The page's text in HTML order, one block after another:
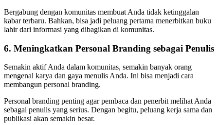
Bergabung dengan komunitas membuat Anda tidak ketinggalan
kabar terbaru. Bahkan, bisa jadi peluang pertama menerbitkan buku
lahir dari informasi yang dibagikan di komunitas.
6. Meningkatkan Personal Branding sebagai Penulis
Semakin aktif Anda dalam komunitas, semakin banyak orang
mengenal karya dan gaya menulis Anda. Ini bisa menjadi cara
membangun personal branding.
Personal branding penting agar pembaca dan penerbit melihat Anda
sebagai penulis yang serius. Dengan begitu, peluang kerja sama dan
publikasi akan semakin besar.